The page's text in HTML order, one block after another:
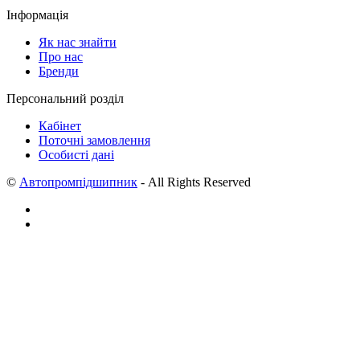
Інформація
Як нас знайти
Про нас
Бренди
Персональний розділ
Кабінет
Поточні замовлення
Особисті дані
© Автопромпідшипник - All Rights Reserved